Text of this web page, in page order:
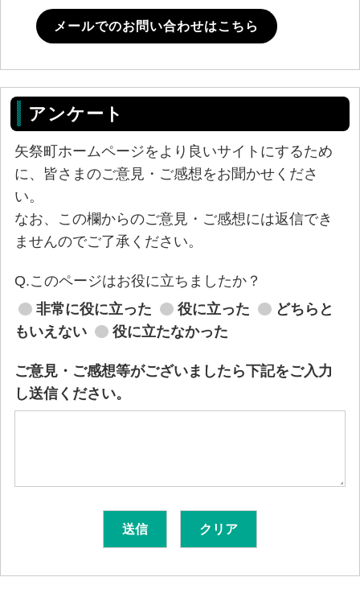
メールでのお問い合わせはこちら
アンケート
矢祭町ホームページをより良いサイトにするため
に、皆さまのご意見・ご感想をお聞かせくださ
い。
なお、この欄からのご意見・ご感想には返信でき
ませんのでご了承ください。
Q.このページはお役に立ちましたか？
非常に役に立った
役に立った
どちらと
もいえない
役に立たなかった
ご意見・ご感想等がございましたら下記をご入力
し送信ください。